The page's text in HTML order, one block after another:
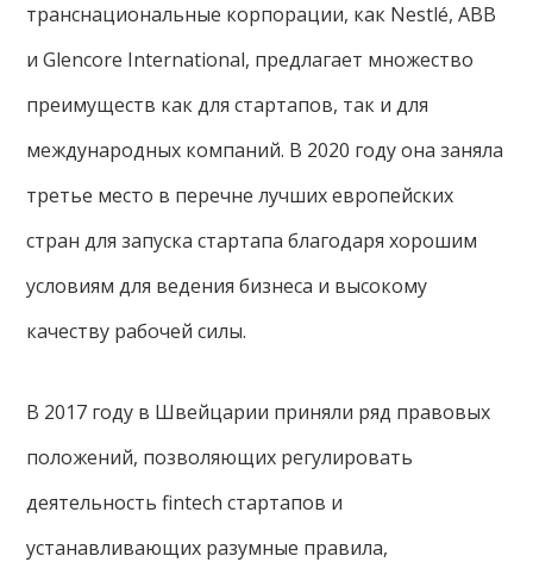
транснациональные корпорации, как Nestlé, ABB
и Glencore International, предлагает множество
преимуществ как для стартапов, так и для
международных компаний. В 2020 году она заняла
третье место в перечне лучших европейских
стран для запуска стартапа благодаря хорошим
условиям для ведения бизнеса и высокому
качеству рабочей силы.
В 2017 году в Швейцарии приняли ряд правовых
положений, позволяющих регулировать
деятельность fintech стартапов и
устанавливающих разумные правила,